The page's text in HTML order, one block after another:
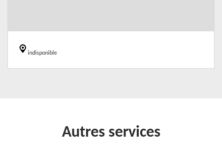
indisponible
Autres services